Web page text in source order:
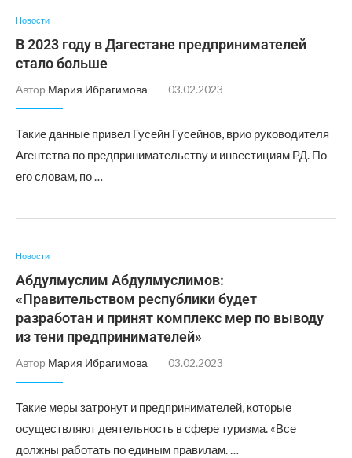
Новости
В 2023 году в Дагестане предпринимателей
стало больше
Автор Мария Ибрагимова 03.02.2023
Такие данные привел Гусейн Гусейнов, врио руководителя
Агентства по предпринимательству и инвестициям РД. По
его словам, по …
Новости
Абдулмуслим Абдулмуслимов:
«Правительством республики будет
разработан и принят комплекс мер по выводу
из тени предпринимателей»
Автор Мария Ибрагимова 03.02.2023
Такие меры затронут и предпринимателей, которые
осуществляют деятельность в сфере туризма. «Все
должны работать по единым правилам. …